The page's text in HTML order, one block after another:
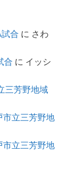
合 に さわ
合 に イッシ
三芳野地域
市立三芳野地
市立三芳野地